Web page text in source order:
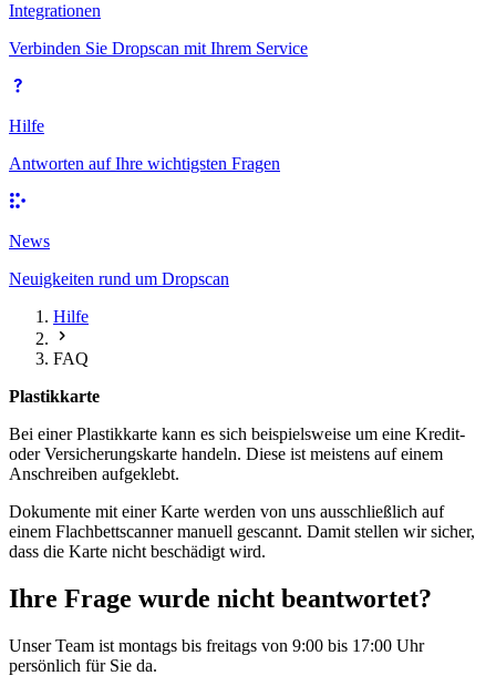
Integrationen
Verbinden Sie Dropscan mit Ihrem Service
Hilfe
Antworten auf Ihre wichtigsten Fragen
News
Neuigkeiten rund um Dropscan
Hilfe
FAQ
Plastikkarte
Bei einer Plastikkarte kann es sich beispielsweise um eine Kredit-
oder Versicherungskarte handeln. Diese ist meistens auf einem
Anschreiben aufgeklebt.
Dokumente mit einer Karte werden von uns ausschließlich auf
einem Flachbettscanner manuell gescannt. Damit stellen wir sicher,
dass die Karte nicht beschädigt wird.
Ihre Frage wurde nicht beantwortet?
Unser Team ist montags bis freitags von 9:00 bis 17:00 Uhr
persönlich für Sie da.